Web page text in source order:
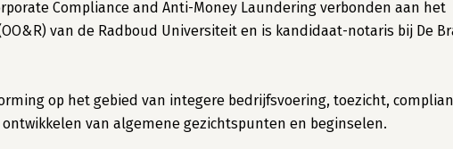
Compliance and Anti-Money Laundering verbonden aan het
van de Radboud Universiteit en is kandidaat-notaris bij De
op het gebied van integere bedrijfsvoering, toezicht,
van algemene gezichtspunten en beginselen.